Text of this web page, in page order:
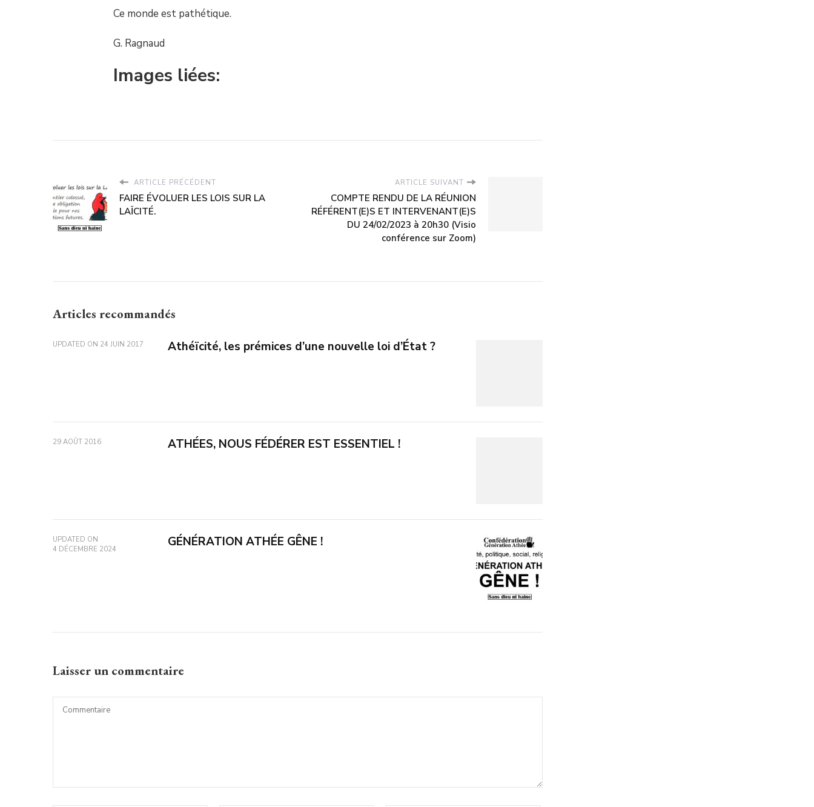
Ce monde est pathétique.
G. Ragnaud
Images liées:
ARTICLE PRÉCÉDENT
FAIRE ÉVOLUER LES LOIS SUR LA
LAÏCITÉ.
ARTICLE SUIVANT
COMPTE RENDU DE LA RÉUNION
RÉFÉRENT(E)S ET INTERVENANT(E)S
DU 24/02/2023 à 20h30 (Visio
conférence sur Zoom)
Articles recommandés
UPDATED ON 24 JUIN 2017 Athéïcité, les prémices d’une nouvelle loi d’État ?
29 AOÛT 2016 ATHÉES, NOUS FÉDÉRER EST ESSENTIEL !
UPDATED ON
4 DÉCEMBRE 2024
GÉNÉRATION ATHÉE GÊNE !
Laisser un commentaire